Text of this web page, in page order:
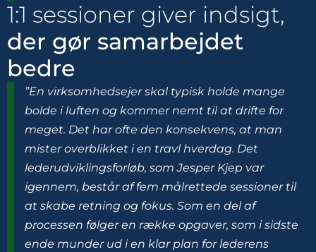
1:1 sessioner giver indsigt,
der gør samarbejdet
bedre
”En virksomhedsejer skal typisk holde mange
bolde i luften og kommer nemt til at drifte for
meget. Det har ofte den konsekvens, at man
mister overblikket i en travl hverdag. Det
lederudviklingsforløb, som Jesper Kjep var
igennem, består af fem målrettede sessioner til
at skabe retning og fokus. Som en del af
processen følger en række opgaver, som i sidste
ende munder ud i en klar plan for lederens